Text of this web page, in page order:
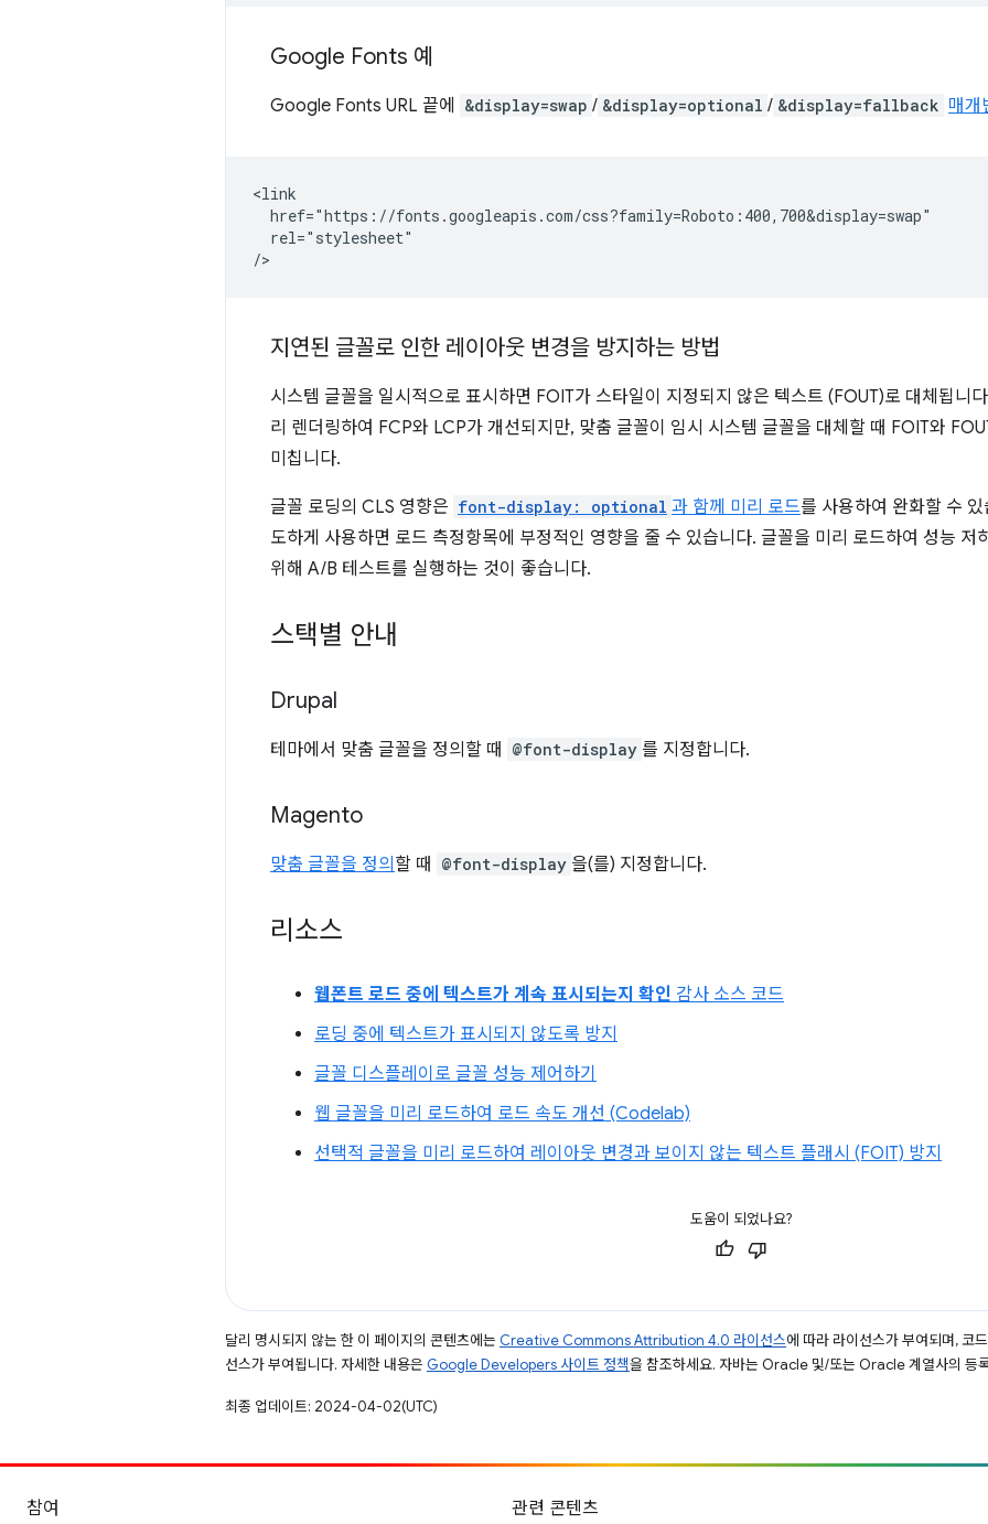
Google Fonts 예
Google Fonts URL 끝에 &display=swap / &display=optional / &display=fallback 매개
<link
  href="https://fonts.googleapis.com/css?family=Roboto:400,700&display=swap"
  rel="stylesheet"
지연된 글꼴로 인한 레이아웃 변경을 방지하는 방법
시스템 글꼴을 일시적으로 표시하면 FOIT가 스타일이 지정되지 않은 텍스트 (FOUT)로 대체됩니
리 렌더링하여 FCP와 LCP가 개선되지만, 맞춤 글꼴이 임시 시스템 글꼴을 대체할 때 FOIT와
미칩니다.
글꼴 로딩의 CLS 영향은 font-display: optional 과 함께 미리 로드를 사용하여 완화할 수
도하게 사용하면 로드 측정항목에 부정적인 영향을 줄 수 있습니다. 글꼴을 미리 로드하여 성능 저
위해 A/B 테스트를 실행하는 것이 좋습니다.
스택별 안내
Drupal
테마에서 맞춤 글꼴을 정의할 때 @font-display 를 지정합니다.
Magento
맞춤 글꼴을 정의 할 때 @font-display 을(를) 지정합니다.
리소스
웹폰트 로드 중에 텍스트가 계속 표시되는지 확인 감사 소스 코드
로딩 중에 텍스트가 표시되지 않도록 방지
글꼴 디스플레이로 글꼴 성능 제어하기
웹 글꼴을 미리 로드하여 로드 속도 개선 (Codelab)
선택적 글꼴을 미리 로드하여 레이아웃 변경과 보이지 않는 텍스트 플래시 (FOIT) 방지
도움이 되었나요?
달리 명시되지 않는 한 이 페이지의 콘텐츠에는 Creative Commons Attribution 4.0 라이선스에 따라 라이선스가 부여되며, 코
선스가 부여됩니다. 자세한 내용은 Google Developers 사이트 정책을 참조하세요. 자바는 Oracle 및/또는 Oracle 계열사의 등
최종 업데이트: 2024-04-02(UTC)
참여 관련 콘텐츠